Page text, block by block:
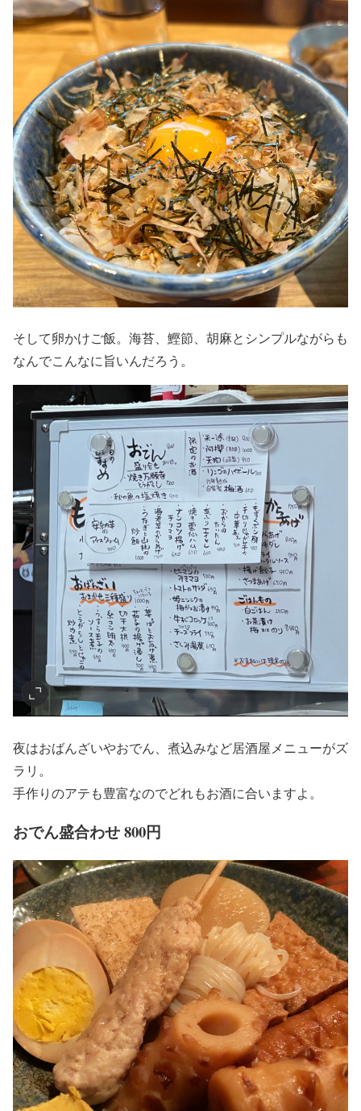
そして卵かけご飯。海苔、鰹節、胡麻とシンプルながらも
なんでこんなに旨いんだろう。
夜はおばんざいやおでん、煮込みなど居酒屋メニューがズ
ラリ。
手作りのアテも豊富なのでどれもお酒に合いますよ。
おでん盛合わせ 800円